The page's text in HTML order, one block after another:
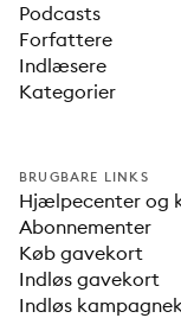
Podcasts
Forfattere
Indlæsere
Kategorier
BRUGBARE LINKS
Hjælpecenter og
Abonnementer
Køb gavekort
Indløs gavekort
Indløs